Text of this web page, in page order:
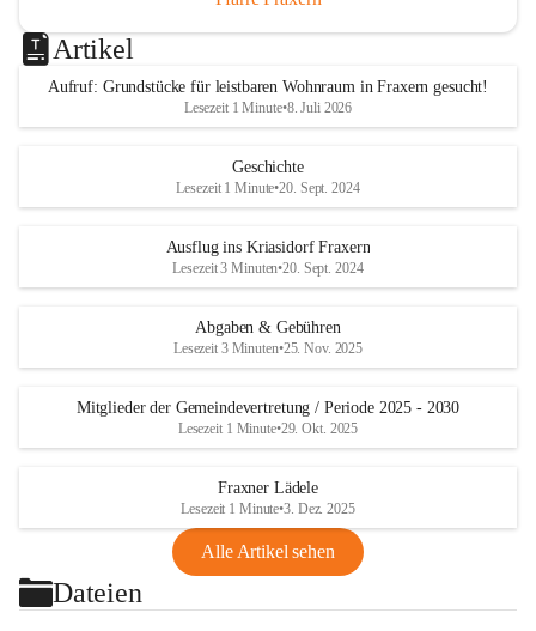
Artikel
Aufruf: Grundstücke für leistbaren Wohnraum in Fraxern gesucht!
Lesezeit 1 Minute•8. Juli 2026
Geschichte
Lesezeit 1 Minute•20. Sept. 2024
Ausflug ins Kriasidorf Fraxern
Lesezeit 3 Minuten•20. Sept. 2024
Abgaben & Gebühren
Lesezeit 3 Minuten•25. Nov. 2025
Mitglieder der Gemeindevertretung / Periode 2025 - 2030
Lesezeit 1 Minute•29. Okt. 2025
Fraxner Lädele
Lesezeit 1 Minute•3. Dez. 2025
Alle Artikel sehen
Dateien